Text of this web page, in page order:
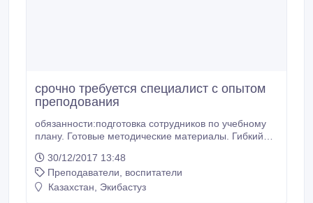
срочно требуется специалист с опытом
преподования
обязанности:подготовка сотрудников по учебному
плану. Готовые методические материалы. Гибкий
педагогов. оплата на карточку народного банка..
30/12/2017 13:48
Преподаватели, воспитатели
Казахстан, Экибастуз